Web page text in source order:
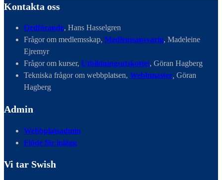
Kontakta oss
Ordförande, Hans Hasselgren
Frågor om medlemsskap, Medlemsansvarig, Madeleine
Ejremyr
Frågor om kurser, Utbildningsutskottet, Göran Hagberg
Tekniska frågor om webbplatsen, Webbmaster Göran
Hagberg
Admin
Webbplatsadmin
Flöde för inlägg
Vi tar Swish